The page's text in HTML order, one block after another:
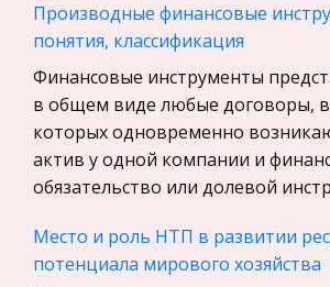
Программирование, Базы
Бухгалтерский учет
История
Уголовное право
Экскурсии и туризм
Маркетинг, товароведение,
Социология
Религия
Производные финансовые
понятия, классификация
Финансовые инструменты
в общем виде любые договоры, в
которых одновременно
актив у одной компании и
обязательство или долевой
Место и роль НТП в развитии
потенциала мирового хозяйства